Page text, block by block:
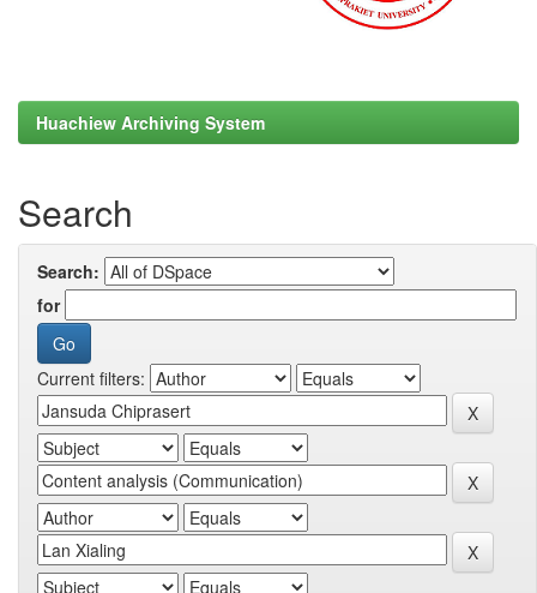
Huachiew Archiving System
Search
Search:
for
Current filters: